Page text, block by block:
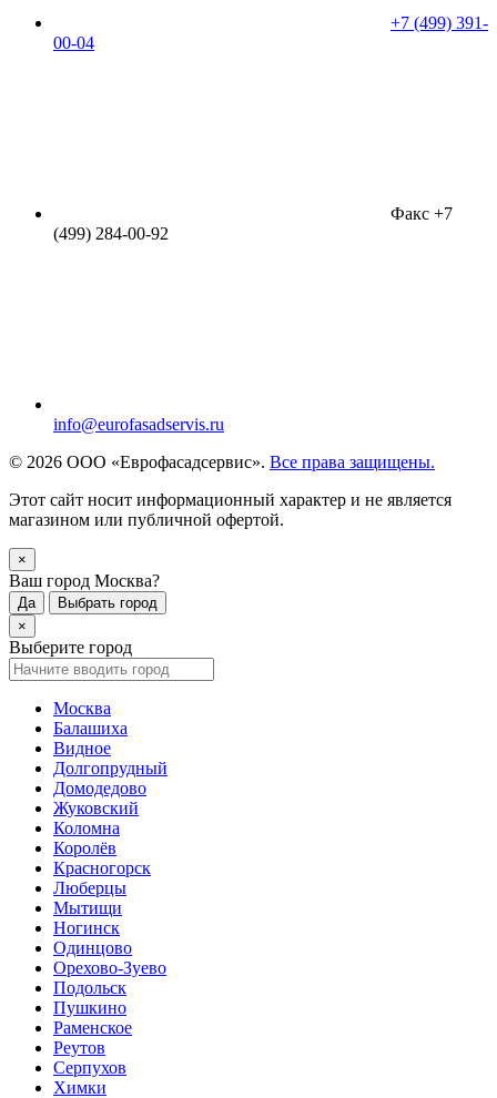
+7 (499) 391-
00-04
Факс +7
(499) 284-00-92
info@eurofasadservis.ru
© 2026 ООО «Еврофасадсервис». Все права защищены.
Этот сайт носит информационный характер и не является
магазином или публичной офертой.
×
Ваш город Москва?
Да
Выбрать город
×
Выберите город
Москва
Балашиха
Видное
Долгопрудный
Домодедово
Жуковский
Коломна
Королёв
Красногорск
Люберцы
Мытищи
Ногинск
Одинцово
Орехово-Зуево
Подольск
Пушкино
Раменское
Реутов
Серпухов
Химки